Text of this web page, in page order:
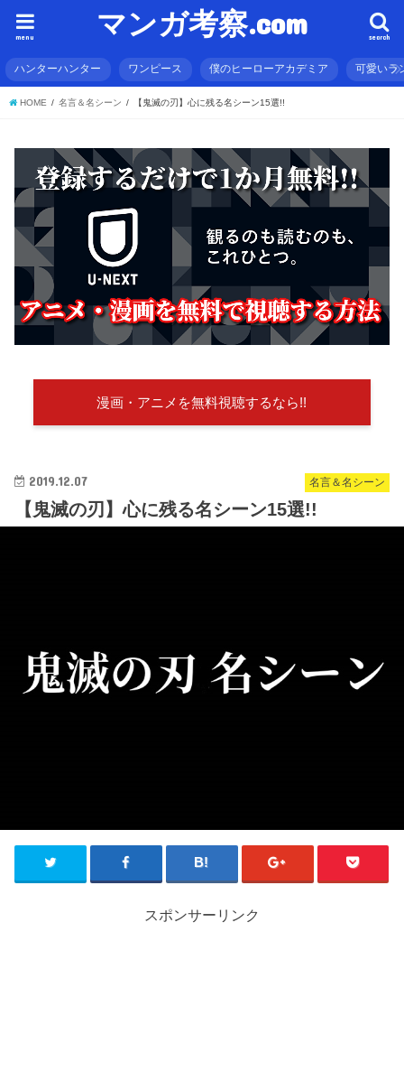
マンガ考察.com search
menu
ハンターハンター ワンピース 僕のヒーローアカデミア 可愛いラ
HOME 名言＆名シーン 【鬼滅の刃】心に残る名シーン15選!!
漫画・アニメを無料視聴するなら!!
名言＆名シーン
2019.12.07
【鬼滅の刃】心に残る名シーン15選!!
スポンサーリンク